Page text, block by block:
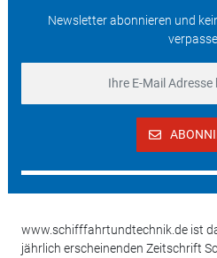
Newsletter abonnieren und
www.schifffahrtundtechnik.de ist
jährlich erscheinenden Zeitschrift